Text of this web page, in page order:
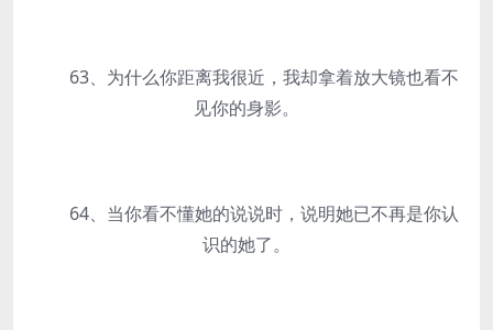
63、为什么你距离我很近，我却拿着放大镜也看不
见你的身影。
64、当你看不懂她的说说时，说明她已不再是你认
识的她了。